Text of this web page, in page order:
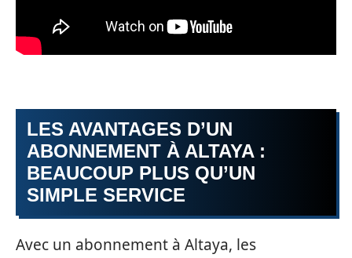
LES AVANTAGES D’UN
ABONNEMENT À ALTAYA :
BEAUCOUP PLUS QU’UN
SIMPLE SERVICE
Avec un abonnement à Altaya, les